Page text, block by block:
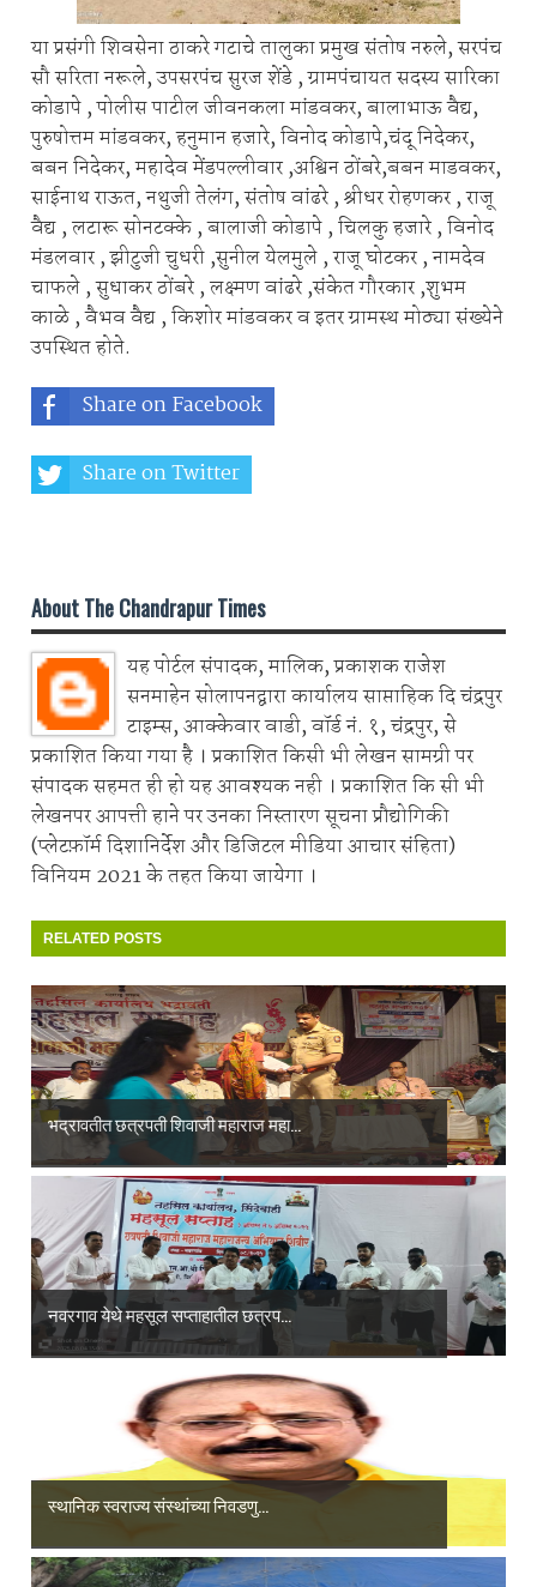
या प्रसंगी शिवसेना ठाकरे गटाचे तालुका प्रमुख संतोष नरुले, सरपंच
सौ सरिता नरूले, उपसरपंच सुरज शेंडे , ग्रामपंचायत सदस्य सारिका
कोडापे , पोलीस पाटील जीवनकला मांडवकर, बालाभाऊ वैद्य,
पुरुषोत्तम मांडवकर, हनुमान हजारे, विनोद कोडापे,चंदू निदेकर,
बबन निदेकर, महादेव मेंडपल्लीवार ,अश्विन ठोंबरे,बबन माडवकर,
साईनाथ राऊत, नथुजी तेलंग, संतोष वांढरे , श्रीधर रोहणकर , राजू
वैद्य , लटारू सोनटक्के , बालाजी कोडापे , चिलकु हजारे , विनोद
मंडलवार , झीटुजी चुधरी ,सुनील येलमुले , राजू घोटकर , नामदेव
चाफले , सुधाकर ठोंबरे , लक्ष्मण वांढरे ,संकेत गौरकार ,शुभम
काळे , वैभव वैद्य , किशोर मांडवकर व इतर ग्रामस्थ मोठ्या संख्येने
उपस्थित होते.
Share on Facebook
Share on Twitter
About The Chandrapur Times
यह पोर्टल संपादक, मालिक, प्रकाशक राजेश
सनमाहेन सोलापनद्वारा कार्यालय साप्ताहिक दि चंद्रपुर
टाइम्स, आक्केवार वाडी, वॉर्ड नं. १, चंद्रपुर, से
प्रकाशित किया गया है । प्रकाशित किसी भी लेखन सामग्री पर
संपादक सहमत ही हो यह आवश्यक नही । प्रकाशित कि सी भी
लेखनपर आपत्ती हाने पर उनका निस्तारण सूचना प्रौद्योगिकी
(प्लेटफ़ॉर्म दिशानिर्देश और डिजिटल मीडिया आचार संहिता)
विनियम 2021 के तहत किया जायेगा ।
RELATED POSTS
भद्रावतीत छत्रपती शिवाजी महाराज महा...
नवरगाव येथे महसूल सप्ताहातील छत्रप...
स्थानिक स्वराज्य संस्थांच्या निवडणु...